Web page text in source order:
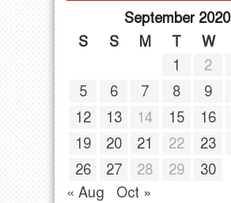
September 2020
S
S M T W
1
2
5
6 7 8 9
12
13 14 15 16
19
20 21 22 23
26
27 28 29
30
« Aug
Oct »